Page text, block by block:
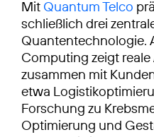
Mit Quantum Telco
schließlich drei
Quantentechnologie.
Computing zeigt
zusammen mit
etwa
Forschung zu
Optimierung und